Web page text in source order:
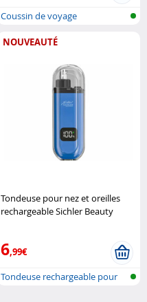
Coussin de voyage
NOUVEAUTÉ
Tondeuse pour nez et oreilles
rechargeable Sichler Beauty
6,99€
Tondeuse rechargeable pour